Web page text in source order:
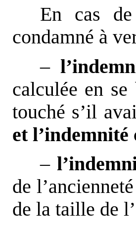
En cas de
condamné à
–
calculée en
touché s’il
et l’indemnité
–
de
de la taille de